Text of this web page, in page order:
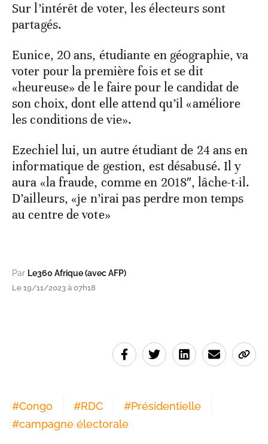
Sur l’intérêt de voter, les électeurs sont
partagés.
Eunice, 20 ans, étudiante en géographie, va
voter pour la première fois et se dit
«heureuse» de le faire pour le candidat de
son choix, dont elle attend qu’il «améliore
les conditions de vie».
Ezechiel lui, un autre étudiant de 24 ans en
informatique de gestion, est désabusé. Il y
aura «la fraude, comme en 2018″, lâche-t-il.
D’ailleurs, «je n’irai pas perdre mon temps
au centre de vote»
Par Le360 Afrique (avec AFP)
Le 19/11/2023 à 07h18
#Congo #RDC #Présidentielle
#campagne électorale